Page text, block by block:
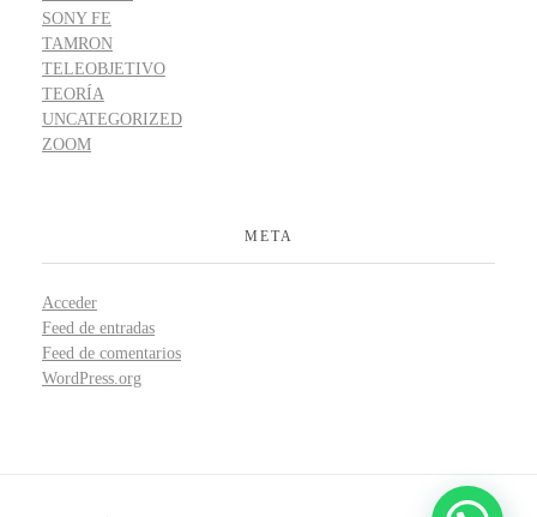
SONY FE
TAMRON
TELEOBJETIVO
TEORÍA
UNCATEGORIZED
ZOOM
META
Acceder
Feed de entradas
Feed de comentarios
WordPress.org